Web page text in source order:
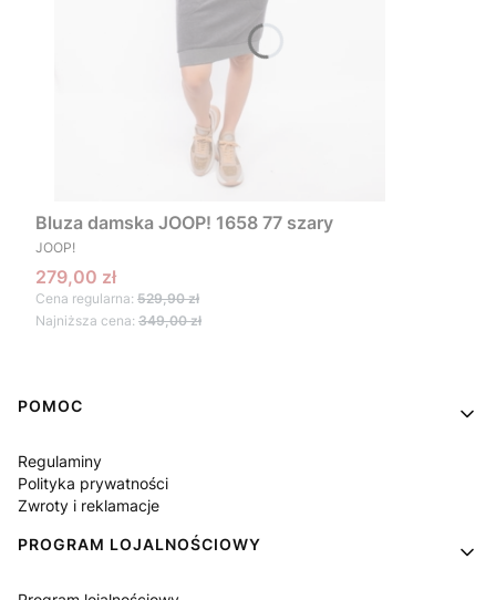
Bluza damska JOOP! 1658 77 szary
PRODUCENT
JOOP!
Cena promocyjna
279,00 zł
Cena regularna: 529,90 zł
Najniższa cena: 349,00 zł
Linki w stopce
POMOC
Regulaminy
Polityka prywatności
Zwroty i reklamacje
PROGRAM LOJALNOŚCIOWY